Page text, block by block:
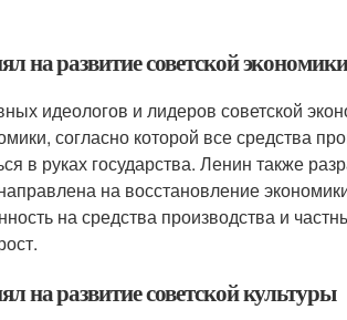
на развитие советской
идеологов и лидеров советской
согласно которой все средства
в руках государства. Ленин также
на восстановление
на средства производства и
на развитие советской культуры